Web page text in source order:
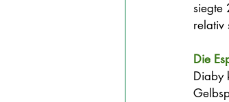
siegte
relativ
Die
Diaby